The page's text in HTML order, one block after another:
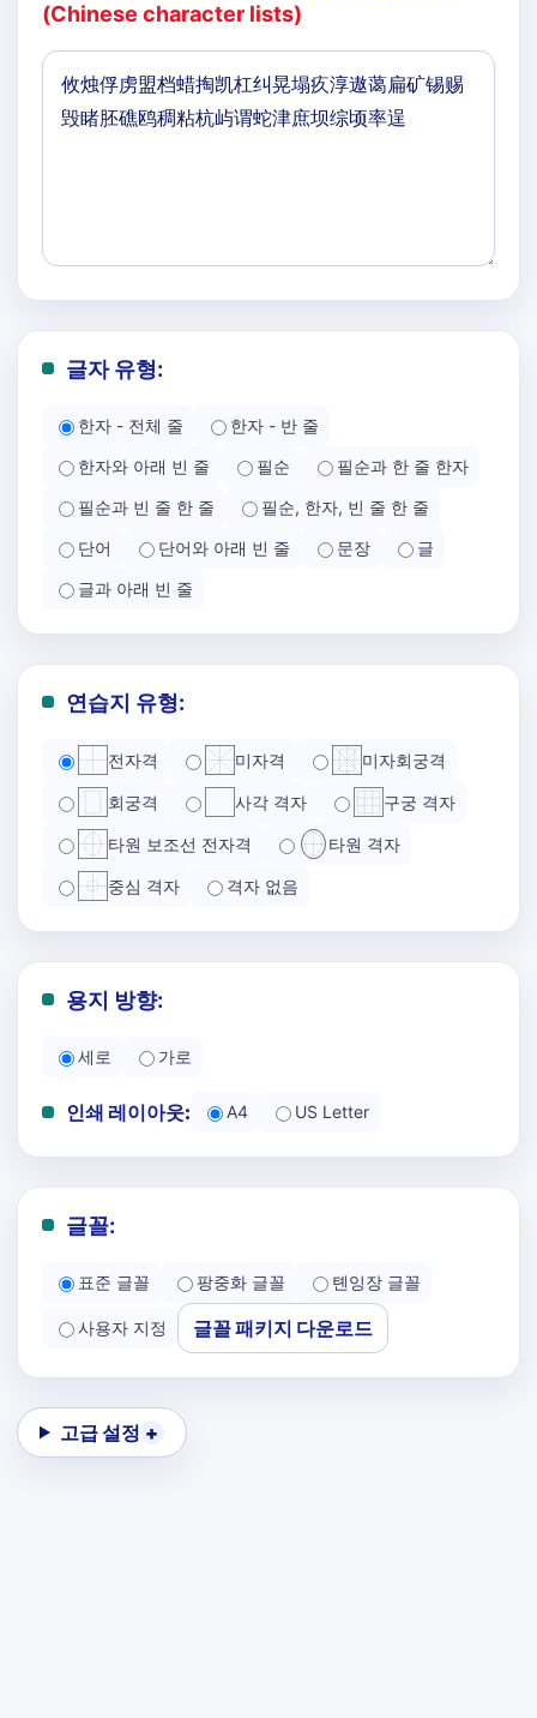
(Chinese character lists)
글자 유형:
한자 - 전체 줄
한자 - 반 줄
한자와 아래 빈 줄
필순
필순과 한 줄 한자
필순과 빈 줄 한 줄
필순, 한자, 빈 줄 한 줄
단어
단어와 아래 빈 줄 문장
글
글과 아래 빈 줄
연습지 유형:
전자격 미자격 미자회궁격
회궁격 사각 격자 구궁 격자
타원 보조선 전자격 타원 격자
중심 격자 격자 없음
용지 방향:
세로 가로
인쇄 레이아웃: A4 US Letter
글꼴:
표준 글꼴 팡중화 글꼴 톈잉장 글꼴
사용자 지정 글꼴 패키지 다운로드
고급 설정